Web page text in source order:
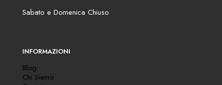
Sabato e Domenica Chiuso
INFORMAZIONI
Blog
Chi Siamo